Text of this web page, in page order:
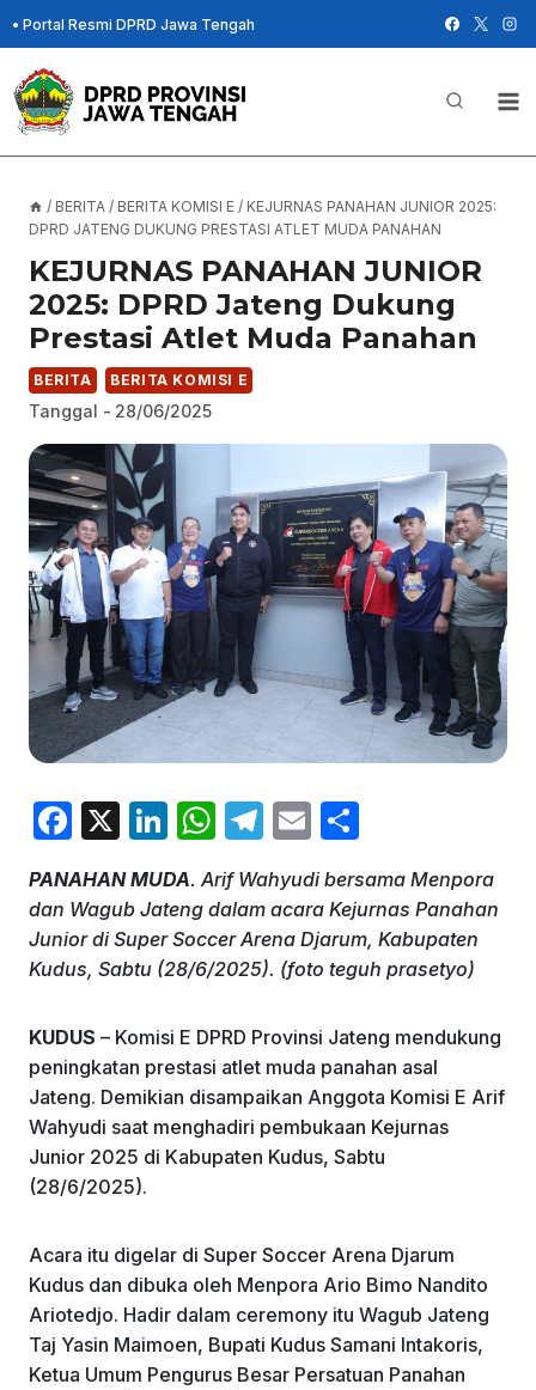
Skip
to
content
• Portal Resmi DPRD Jawa Tengah
/ BERITA / BERITA KOMISI E / KEJURNAS PANAHAN JUNIOR 2025:
DPRD JATENG DUKUNG PRESTASI ATLET MUDA PANAHAN
KEJURNAS PANAHAN JUNIOR
2025: DPRD Jateng Dukung
Prestasi Atlet Muda Panahan
BERITA BERITA KOMISI E
Tanggal - 28/06/2025
F
c
e
b
o
k
X
Li
k
e
dI
W
at
s
A
p
T
e
gr
a
E
ai
l
ar
e
PANAHAN MUDA. Arif Wahyudi bersama Menpora
dan Wagub Jateng dalam acara Kejurnas Panahan
Junior di Super Soccer Arena Djarum, Kabupaten
Kudus, Sabtu (28/6/2025). (foto teguh prasetyo)
KUDUS – Komisi E DPRD Provinsi Jateng mendukung
peningkatan prestasi atlet muda panahan asal
Jateng. Demikian disampaikan Anggota Komisi E Arif
Wahyudi saat menghadiri pembukaan Kejurnas
Junior 2025 di Kabupaten Kudus, Sabtu
(28/6/2025).
Acara itu digelar di Super Soccer Arena Djarum
Kudus dan dibuka oleh Menpora Ario Bimo Nandito
Ariotedjo. Hadir dalam ceremony itu Wagub Jateng
Taj Yasin Maimoen, Bupati Kudus Samani Intakoris,
Ketua Umum Pengurus Besar Persatuan Panahan